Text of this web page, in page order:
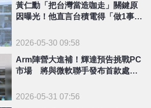
黃仁勳「把台灣當造咖走」關鍵原
因曝光！他直言台積電得「做1事」
2026-05-30 09:58
Arm陣營大進補！輝達預告挑戰PC
市場 將與微軟聯手發布首款處理
2026-05-31 07:56